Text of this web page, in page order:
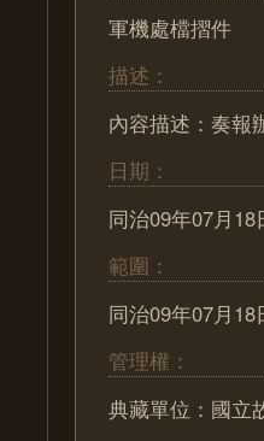
軍機處檔摺件
描述：
內容描述：奏報
日期：
同治09年07月18
範圍：
同治09年07月18
管理權：
典藏單位：國立